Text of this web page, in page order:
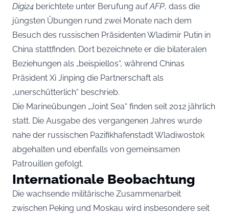
Digi24 berichtete unter Berufung aufAFP, dass die
jüngsten Übungen rund zwei Monate nach dem
Besuch des russischen Präsidenten Wladimir Putin in
China stattfinden. Dort bezeichnete er die bilateralen
Beziehungen als „beispiellos“, während Chinas
Präsident Xi Jinping die Partnerschaft als
„unerschütterlich“ beschrieb.
Die Marineübungen „Joint Sea“ finden seit 2012 jährlich
statt. Die Ausgabe des vergangenen Jahres wurde
nahe der russischen Pazifikhafenstadt Wladiwostok
abgehalten und ebenfalls von gemeinsamen
Patrouillen gefolgt.
Internationale Beobachtung
Die wachsende militärische Zusammenarbeit
zwischen Peking und Moskau wird insbesondere seit